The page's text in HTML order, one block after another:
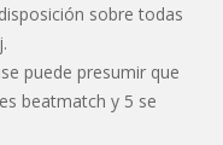
sobre todas
puede presumir que
beatmatch y 5 se